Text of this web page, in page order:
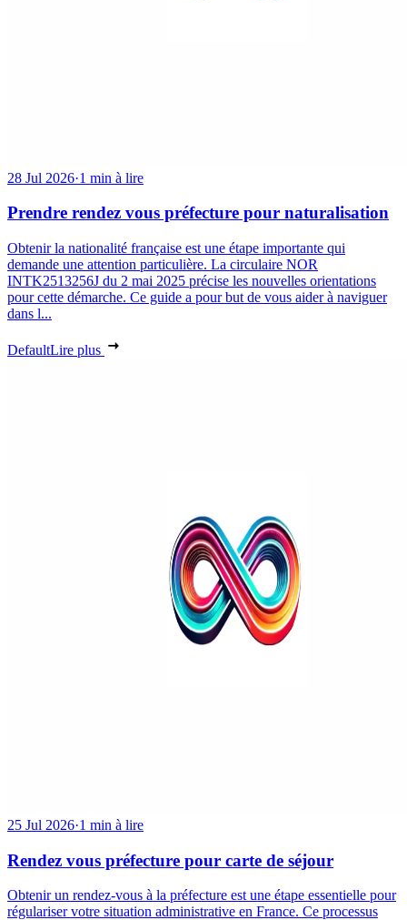
28 Jul 2026·1 min à lire
Prendre rendez vous préfecture pour naturalisation
Obtenir la nationalité française est une étape importante qui
demande une attention particulière. La circulaire NOR
INTK2513256J du 2 mai 2025 précise les nouvelles orientations
pour cette démarche. Ce guide a pour but de vous aider à naviguer
dans l...
DefaultLire plus
25 Jul 2026·1 min à lire
Rendez vous préfecture pour carte de séjour
Obtenir un rendez-vous à la préfecture est une étape essentielle pour
régulariser votre situation administrative en France. Ce processus